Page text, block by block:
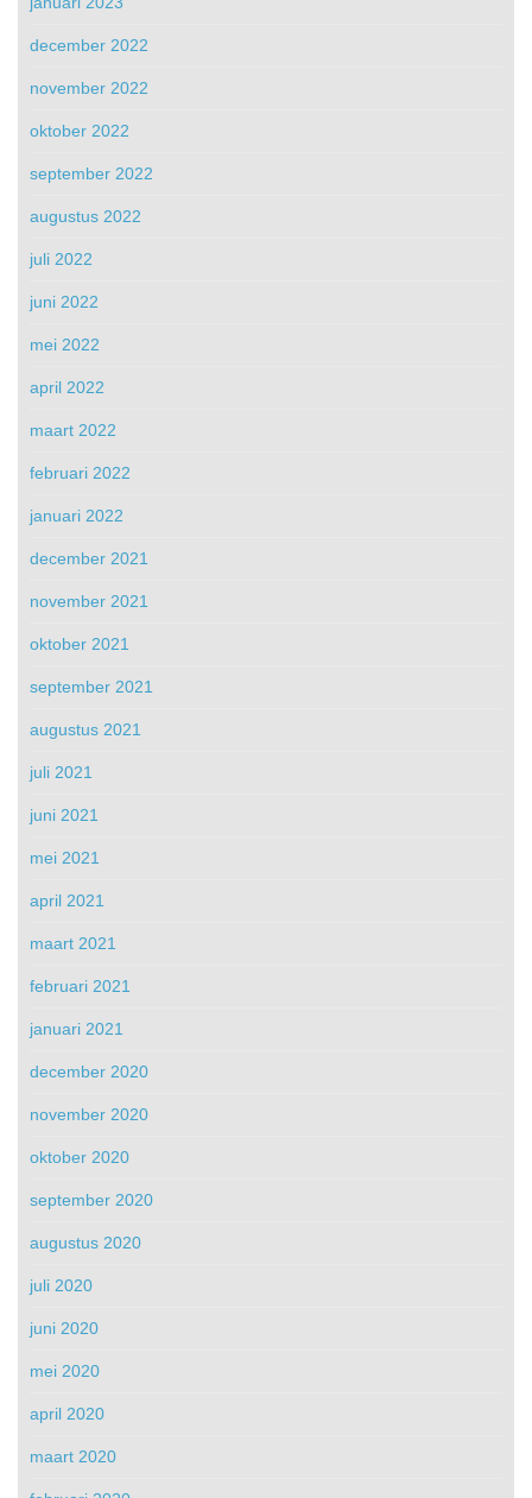
december 2022
november 2022
oktober 2022
september 2022
augustus 2022
juli 2022
juni 2022
mei 2022
april 2022
maart 2022
februari 2022
januari 2022
december 2021
november 2021
oktober 2021
september 2021
augustus 2021
juli 2021
juni 2021
mei 2021
april 2021
maart 2021
februari 2021
januari 2021
december 2020
november 2020
oktober 2020
september 2020
augustus 2020
juli 2020
juni 2020
mei 2020
april 2020
maart 2020